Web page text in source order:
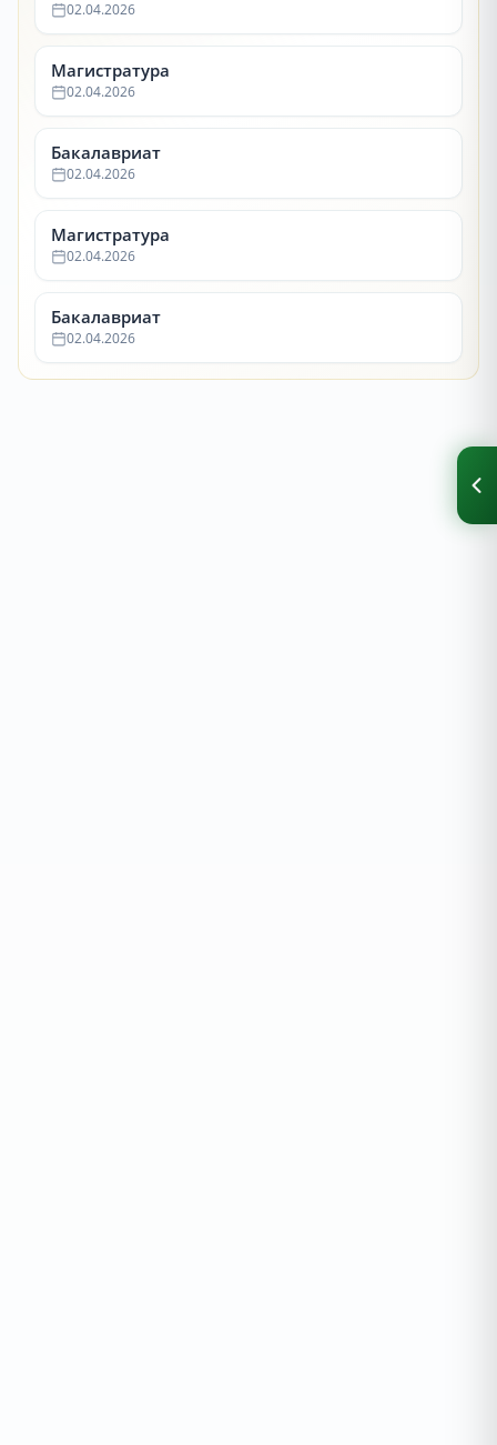
02.04.2026
Магистратура
02.04.2026
Бакалавриат
02.04.2026
Магистратура
02.04.2026
Бакалавриат
02.04.2026